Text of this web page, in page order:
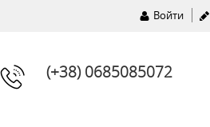
Войти
(+38) 0685085072